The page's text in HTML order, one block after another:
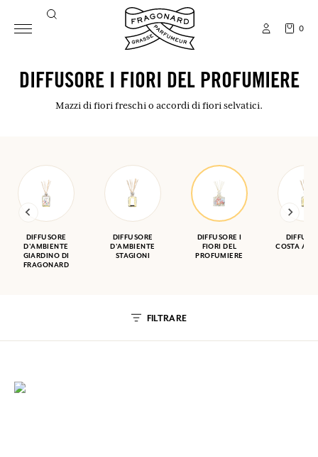
0
DIFFUSORE I FIORI DEL PROFUMIERE
Mazzi di fiori freschi o accordi di fiori selvatici.
DIFFUSORE
D'AMBIENTE
GIARDINO DI
FRAGONARD
DIFFUSORE
D'AMBIENTE
STAGIONI
DIFFUSORE I
FIORI DEL
PROFUMIERE
COSTA
FILTRARE